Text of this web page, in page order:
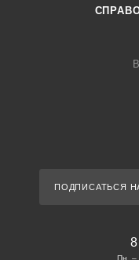
ПОДПИСАТЬСЯ